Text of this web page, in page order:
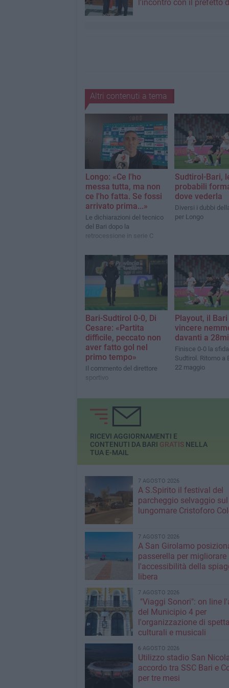
l'incontro con il prefetto
Altri contenuti a tema
Longo: «Ce l'ho
messa tutta, ma non
ce l'ho fatta. Se fossi
arrivato prima...»
Le dichiarazioni del tecnico
del Bari dopo la
retrocessione in serie C
Sudtirol-Bari,
probabili
dove vederla
Diversi i dubbi
per Longo
Bari-Sudtirol 0-0, Di
Cesare: «Partita
difficile, peccato non
aver fatto gol nel
primo tempo»
Il commento del direttore
sportivo
Playout, il
vincere
davanti a
Finisce 0-0 la sfida
Sudtirol. Ritorno a
22 maggio
RICEVI AGGIORNAMENTI E
CONTENUTI DA BARI GRATISNELLA
TUA E-MAIL
7 AGOSTO 2026
A S.Spirito il festival del
parcheggio selvaggio sul
lungomare Cristoforo
7 AGOSTO 2026
A San Girolamo
passerella per migliorare
l'accessibilità della
libera
7 AGOSTO 2026
"Viaggi Sonori": on line
del Municipio 4 per
l'organizzazione di
culturali e musicali
6 AGOSTO 2026
Utilizzo stadio San
accordo tra SSC Bari e
per tre mesi